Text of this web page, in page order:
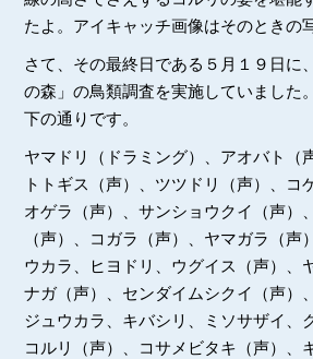
たよ。アイキャッチ画像はそのときの
さて、その最終日である５月１９日に
の森」の鳥類調査を実施していました
下の通りです。
ヤマドリ（ドラミング）、アオバト（
トトギス（声）、ツツドリ（声）、コ
オゲラ（声）、サンショウクイ（声）
（声）、コガラ（声）、ヤマガラ（声
ウカラ、ヒヨドリ、ウグイス（声）、
ナガ（声）、センダイムシクイ（声）
ジュウカラ、キバシリ、ミソサザイ、
コルリ（声）、コサメビタキ（声）、